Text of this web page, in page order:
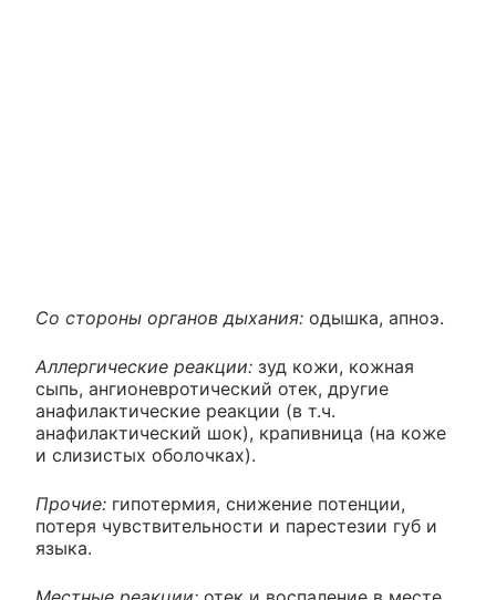
Со стороны органов дыхания: одышка, апноэ.
Аллергические реакции: зуд кожи, кожная
сыпь, ангионевротический отек, другие
анафилактические реакции (в т.ч.
анафилактический шок), крапивница (на коже
и слизистых оболочках).
Прочие: гипотермия, снижение потенции,
потеря чувствительности и парестезии губ и
языка.